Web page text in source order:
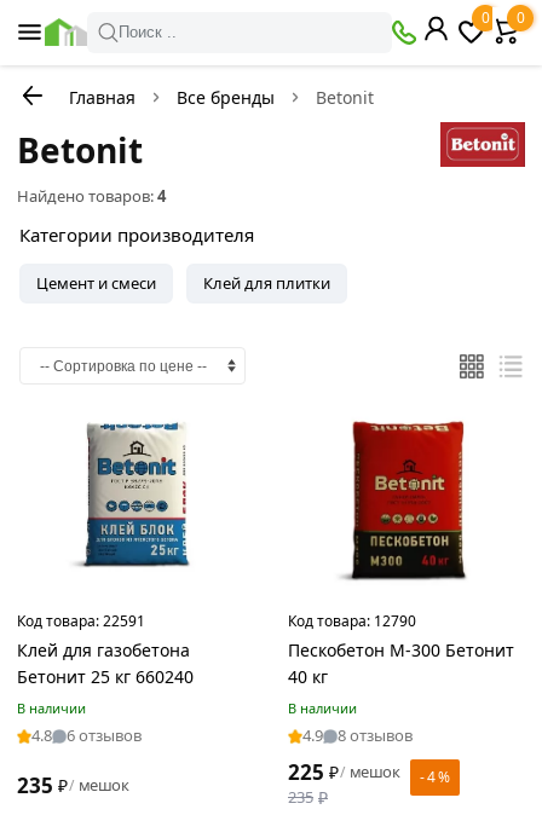
Поиск ..
0 0
Главная Все бренды Betonit
Betonit
Найдено товаров:4
Категории производителя
Цемент и смеси Клей для плитки
Код товара:22591
Клей для газобетона
Бетонит 25 кг 660240
В наличии
4.8 6 отзывов
235 ₽/ мешок
Код товара: 12790
Пескобетон М-300 Бетонит
40 кг
В наличии
4.9 8 отзывов
225 ₽/ мешок
235 ₽
- 4 %